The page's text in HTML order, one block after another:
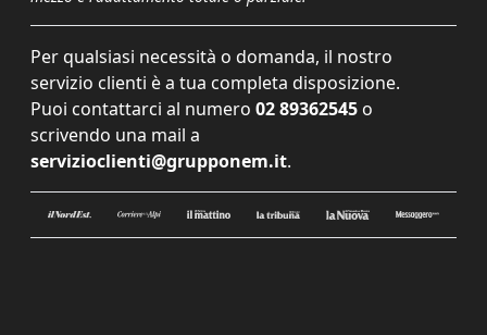
Per qualsiasi necessità o domanda, il nostro
servizio clienti è a tua completa disposizione.
Puoi contattarci al numero 02 89362545 o
scrivendo una mail a
servizioclienti@grupponem.it.